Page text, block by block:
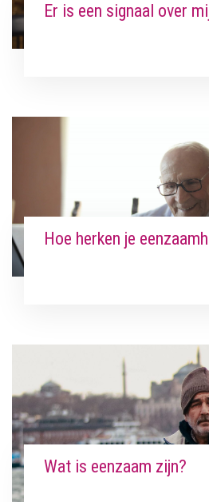
Er is een signaal over
Hoe herken je
Wat is eenzaam zijn?